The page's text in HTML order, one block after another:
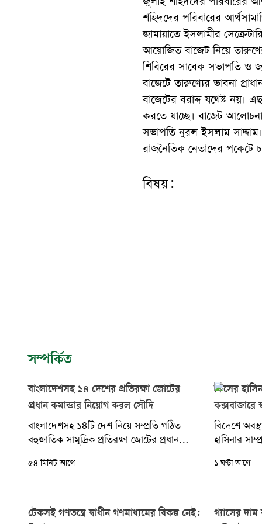
শহিদদের পরিবারের
জামায়াতে ইসলামীর
আয়োজিত বাজেট নিয়ে
শিবিরের সাবেক সভাপতি ও
বাজেটে তারুণ্যের ভাবনা
বাজেটের বরাদ্দ যথেষ্ট নয়।
করতে যাচ্ছে। বাজেট
সভাপতি নুরল ইসলাম
রাজনৈতিক নেতাদের পকেটে
বিষয়:
সম্পর্কিত
বাংলাদেশসহ ১৪ দেশের প্রতিরক্ষা জোটের
প্রধান কমান্ডার নিয়োগ করল সৌদি
বাংলাদেশসহ ১৪টি দেশ নিয়ে সম্প্রতি গঠিত
বহুজাতিক সামুদ্রিক প্রতিরক্ষা জোটের প্রধান
বিন সালেম আল-শেহরিকে নিয়োগ...
৫৪ মিনিট আগে
কিসের
কক্সবাজারে
বিদেশে
হাসিনার
আহমেদ।
১ ঘণ্টা আগে
টেকসই গণতন্ত্রে স্বাধীন গণমাধ্যমের বিকল্প নেই:
গ্যাসের